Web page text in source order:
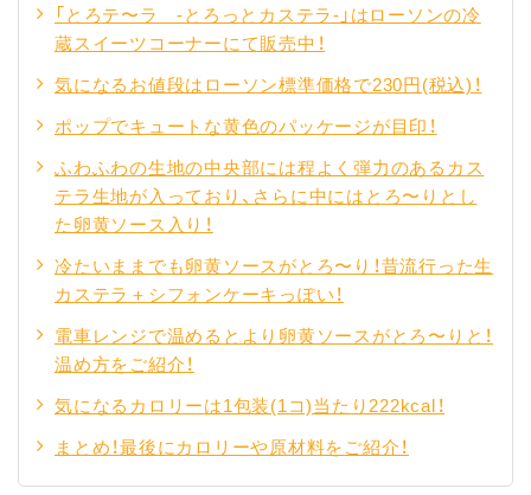
「とろテ〜ラ -とろっとカステラ-」はローソンの冷
蔵スイーツコーナーにて販売中！
気になるお値段はローソン標準価格で230円(税込)！
ポップでキュートな黄色のパッケージが目印！
ふわふわの生地の中央部には程よく弾力のあるカス
テラ生地が入っており、さらに中にはとろ〜りとし
た卵黄ソース入り！
冷たいままでも卵黄ソースがとろ〜り！昔流行った生
カステラ＋シフォンケーキっぽい！
電車レンジで温めるとより卵黄ソースがとろ〜りと！
温め方をご紹介！
気になるカロリーは1包装(1コ)当たり222kcal！
まとめ！最後にカロリーや原材料をご紹介！